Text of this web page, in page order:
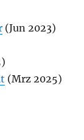
(Jun 2023)
(Mrz 2025)